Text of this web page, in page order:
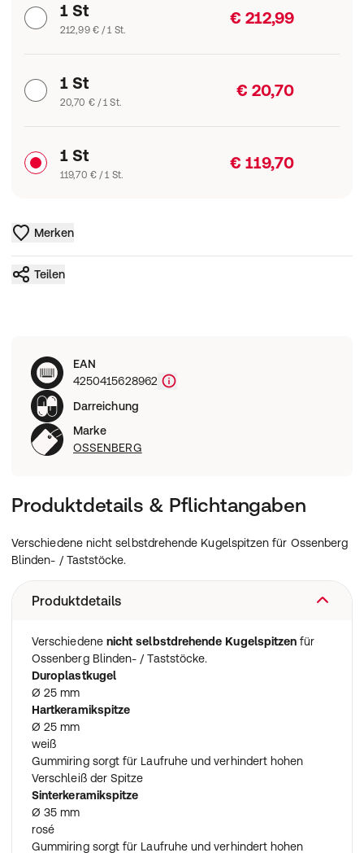
1 St
212,99 € / 1 St.
€ 212,99
1 St
20,70 € / 1 St.
€ 20,70
1 St
119,70 € / 1 St.
€ 119,70
Merken
Teilen
EAN
4250415628962
Darreichung
Marke
OSSENBERG
Produktdetails & Pflichtangaben
Verschiedene nicht selbstdrehende Kugelspitzen für Ossenberg
Blinden- / Taststöcke.
Produktdetails
Verschiedene nicht selbstdrehende Kugelspitzen für
Ossenberg Blinden- / Taststöcke.
Duroplastkugel
Ø 25 mm
Hartkeramikspitze
Ø 25 mm
weiß
Gummiring sorgt für Laufruhe und verhindert hohen
Verschleiß der Spitze
Sinterkeramikspitze
Ø 35 mm
rosé
Gummiring sorgt für Laufruhe und verhindert hohen